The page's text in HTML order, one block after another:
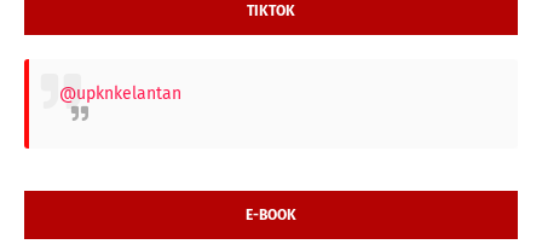
TIKTOK
@upknkelantan
E-BOOK